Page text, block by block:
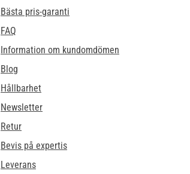
Bästa pris-garanti
FAQ
Information om kundomdömen
Blog
Hållbarhet
Newsletter
Retur
Bevis på expertis
Leverans